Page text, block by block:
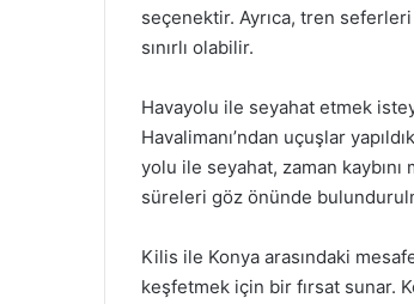
seçenektir. Ayrıca, tren
sınırlı olabilir.
Havayolu ile seyahat etmek
Havalimanı’ndan uçuşlar
yolu ile seyahat, zaman kaybını
süreleri göz önünde
Kilis ile Konya arasındaki
keşfetmek için bir fırsat sunar.